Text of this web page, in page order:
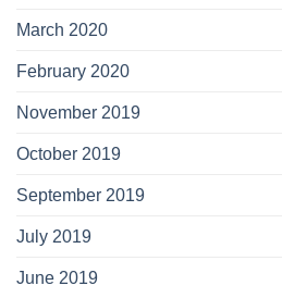
March 2020
February 2020
November 2019
October 2019
September 2019
July 2019
June 2019